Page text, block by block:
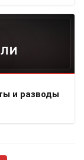
и разводы